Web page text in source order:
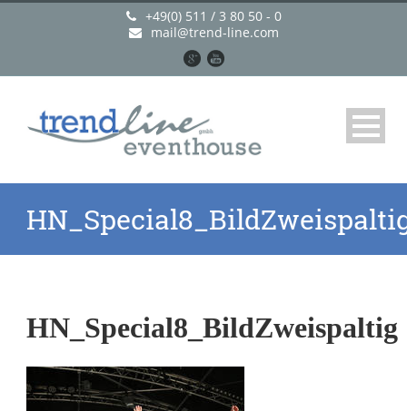
+49(0) 511 / 3 80 50 - 0
mail@trend-line.com
HN_Special8_BildZweispaltig